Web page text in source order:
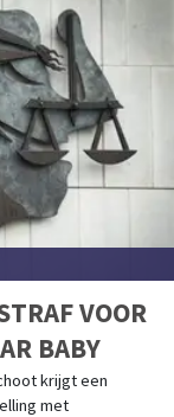
VOOR
BABY
krijgt een
met